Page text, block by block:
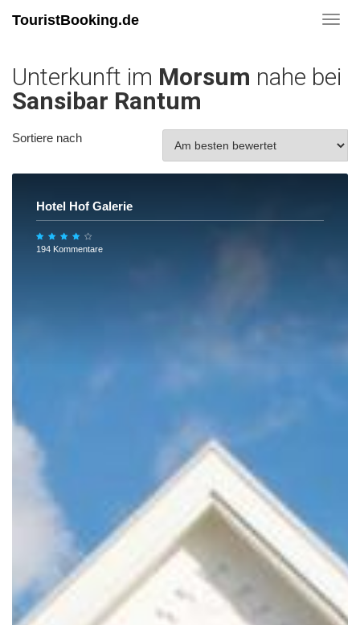
TouristBooking.de
Unterkunft im Morsum nahe bei
Sansibar Rantum
Sortiere nach
Hotel Hof Galerie
194 Kommentare